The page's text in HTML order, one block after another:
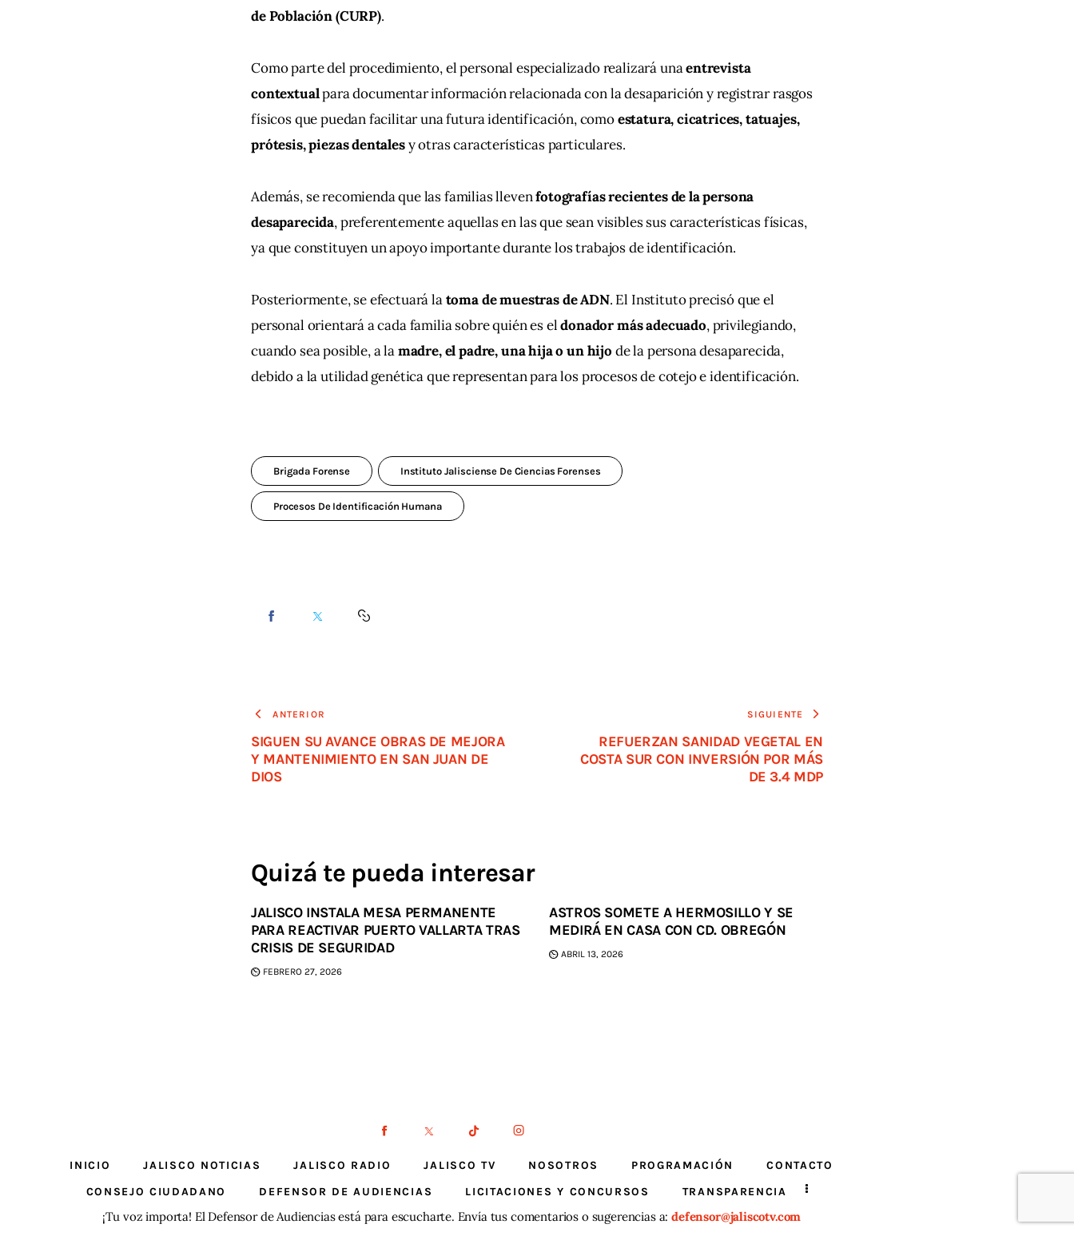
de Población (CURP).
Como parte del procedimiento, el personal especializado realizará una entrevista
contextual para documentar información relacionada con la desaparición y registrar rasgos
físicos que puedan facilitar una futura identificación, como estatura, cicatrices, tatuajes,
prótesis, piezas dentales y otras características particulares.
Además, se recomienda que las familias lleven fotografías recientes de la persona
desaparecida, preferentemente aquellas en las que sean visibles sus características físicas,
ya que constituyen un apoyo importante durante los trabajos de identificación.
Posteriormente, se efectuará la toma de muestras de ADN. El Instituto precisó que el
personal orientará a cada familia sobre quién es el donador más adecuado, privilegiando,
cuando sea posible, a la madre, el padre, una hija o un hijo de la persona desaparecida,
debido a la utilidad genética que representan para los procesos de cotejo e identificación.
Brigada Forense Instituto Jalisciense De Ciencias Forenses
Procesos De Identificación Humana
ANTERIOR
SIGUEN SU AVANCE OBRAS DE MEJORA
Y MANTENIMIENTO EN SAN JUAN DE
DIOS
SIGUIENTE
REFUERZAN SANIDAD VEGETAL EN
COSTA SUR CON INVERSIÓN POR MÁS
DE 3.4 MDP
Quizá te pueda interesar
JALISCO INSTALA MESA PERMANENTE
PARA REACTIVAR PUERTO VALLARTA TRAS
CRISIS DE SEGURIDAD
FEBRERO 27, 2026
ASTROS SOMETE A HERMOSILLO Y SE
MEDIRÁ EN CASA CON CD. OBREGÓN
ABRIL 13, 2026
INICIO JALISCO NOTICIAS JALISCO RADIO JALISCO TV NOSOTROS PROGRAMACIÓN
CONTACTO
CONSEJO CIUDADANO
DEFENSOR DE AUDIENCIAS LICITACIONES Y CONCURSOS TRANSPARENCIA
¡Tu voz importa! El Defensor de Audiencias está para escucharte. Envía tus comentarios o sugerencias a:defensor@jaliscotv.com